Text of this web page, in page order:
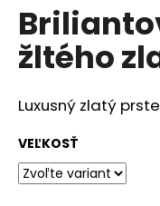
produktu
je
0,0
z
hviezdičiek.
žltého
Luxusný zlatý
VEĽKOSŤ
d
p
o